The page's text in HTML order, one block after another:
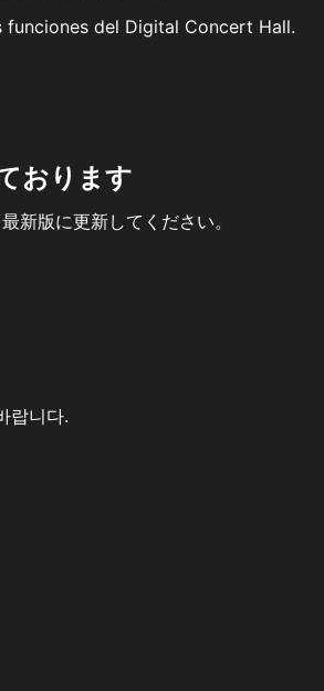
del Digital Concert Hall.
おります
新版に更新してください。
랍니다.